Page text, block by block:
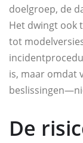
doelgroep, de
Het dwingt ook
tot
is, maar omdat
De